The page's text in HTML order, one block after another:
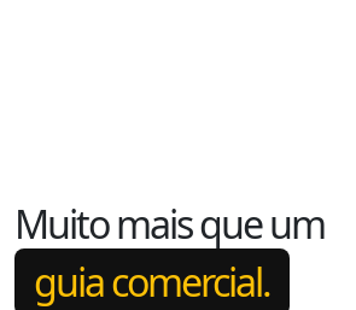
Muito mais que um
guia comercial.